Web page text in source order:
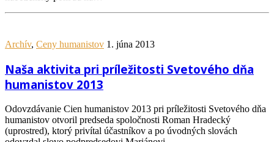
Archív, Ceny humanistov 1. júna 2013
Naša aktivita pri príležitosti Svetového dňa
humanistov 2013
Odovzdávanie Cien humanistov 2013 pri príležitosti Svetového dňa
humanistov otvoril predseda spoločnosti Roman Hradecký
(uprostred), ktorý privítal účastníkov a po úvodných slovách